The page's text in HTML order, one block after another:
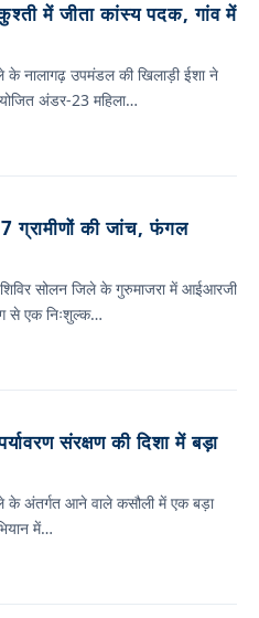
में जीता कांस्य पदक, गांव में
नालागढ़ उपमंडल की खिलाड़ी ईशा ने
अंडर-23 महिला…
ग्रामीणों की जांच, फंगल
सोलन जिले के गुरुमाजरा में आईआरजी
से एक निःशुल्क…
संरक्षण की दिशा में बड़ा
के अंतर्गत आने वाले कसौली में एक बड़ा
में…